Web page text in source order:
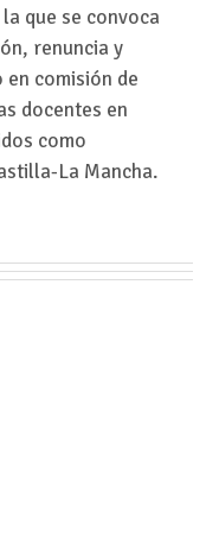
que se convoca
renuncia y
comisión de
docentes en
como
La Mancha.